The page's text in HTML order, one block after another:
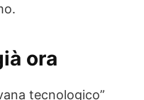
ora
tecnologico”